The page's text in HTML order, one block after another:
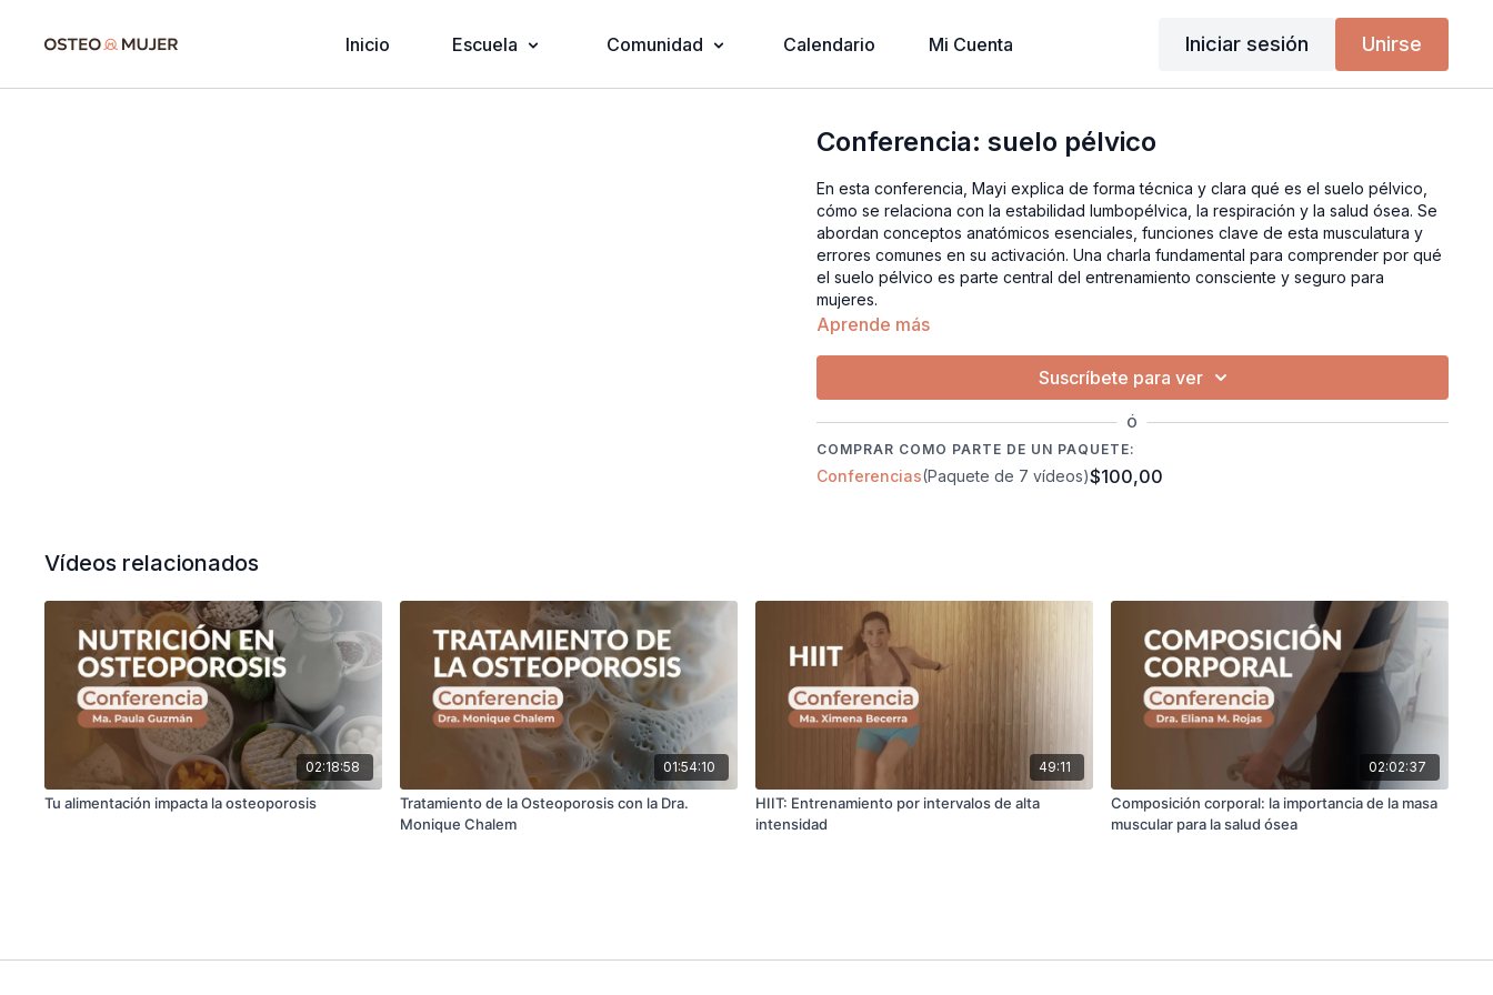
Inicio Escuela Comunidad Calendario Mi Cuenta Iniciar sesión Unirse
Conferencia: suelo pélvico
En esta conferencia, Mayi explica de forma técnica y clara qué es el suelo pélvico,
cómo se relaciona con la estabilidad lumbopélvica, la respiración y la salud ósea. Se
abordan conceptos anatómicos esenciales, funciones clave de esta musculatura y
errores comunes en su activación. Una charla fundamental para comprender por qué
el suelo pélvico es parte central del entrenamiento consciente y seguro para
mujeres.
Aprende más
Suscríbete para ver
Ó
COMPRAR COMO PARTE DE UN PAQUETE:
Conferencias(Paquete de 7 vídeos)$100,00
Vídeos relacionados
02:18:58
Tu alimentación impacta la osteoporosis
01:54:10
Tratamiento de la Osteoporosis con la Dra.
Monique Chalem
49:11
HIIT: Entrenamiento por intervalos de alta
intensidad
02:02:37
Composición corporal: la importancia de la masa
muscular para la salud ósea